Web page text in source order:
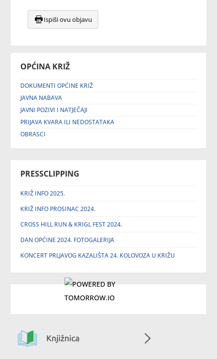
OPĆINA KRIŽ
DOKUMENTI OPĆINE KRIŽ
JAVNA NABAVA
JAVNI POZIVI I NATJEČAJI
PRIJAVA KVARA ILI NEDOSTATAKA
OBRASCI
PRESSCLIPPING
KRIŽ INFO 2025.
KRIŽ INFO PROSINAC 2024.
CROSS HILL RUN & KRIGL FEST 2024.
DAN OPĆINE 2024. FOTOGALERIJA
KONCERT PRLJAVOG KAZALIŠTA 24. KOLOVOZA U KRIŽU
Ispiši ovu objavu